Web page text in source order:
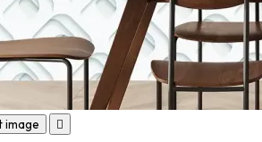
image 